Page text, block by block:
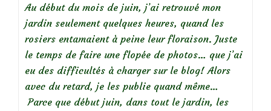
Au début du mois de juin, j’ai retrouvé mon
jardin seulement quelques heures, quand les
rosiers entamaient à peine leur floraison. Juste
le temps de faire une flopée de photos… que j’ai
eu des difficultés à charger sur le blog! Alors
avec du retard, je les publie quand même…
Parce que début juin, dans tout le jardin, les